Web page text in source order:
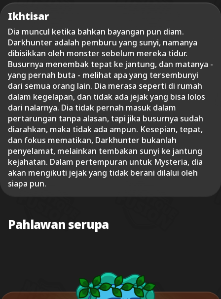
Ikhtisar
Dia muncul ketika bahkan bayangan pun diam.
Darkhunter adalah pemburu yang sunyi, namanya
dibisikkan oleh monster sebelum mereka tidur.
Busurnya menembak tepat ke jantung, dan matanya -
yang pernah buta - melihat apa yang tersembunyi
dari semua orang lain. Dia merasa seperti di rumah
dalam kegelapan, dan tidak ada jejak yang bisa lolos
dari nalarnya. Dia tidak pernah masuk dalam
pertarungan tanpa alasan, tapi jika busurnya sudah
diarahkan, maka tidak ada ampun. Kesepian, tepat,
dan fokus mematikan, Darkhunter bukanlah
penyelamat, melainkan tembakan sunyi ke jantung
kejahatan. Dalam pertempuran untuk Mysteria, dia
akan mengikuti jejak yang tidak berani dilalui oleh
siapa pun.
Pahlawan serupa